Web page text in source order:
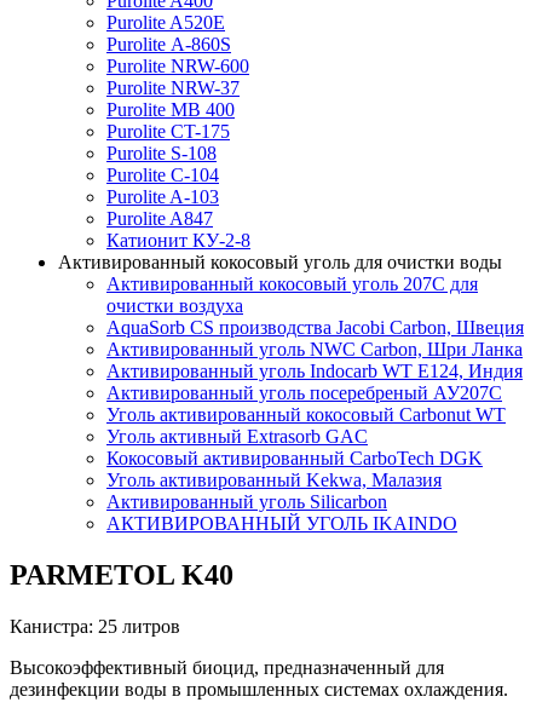
Purolite A520E
Purolite А-860S
Purolite NRW-600
Purolite NRW-37
Purolite MB 400
Purolite CT-175
Purolite S-108
Purolite C-104
Purolite A-103
Purolite A847
Катионит КУ-2-8
Активированный кокосовый уголь для очистки воды
Активированный кокосовый уголь 207C для
очистки воздуха
AquaSorb CS производства Jacobi Carbon, Швеция
Активированный уголь NWC Carbon, Шри Ланка
Активированный уголь Indocarb WT E124, Индия
Активированный уголь посеребреный АУ207С
Уголь активированный кокосовый Carbonut WT
Уголь активный Extrasorb GAС
Кокосовый активированный CarboTech DGK
Уголь активированный Kekwa, Малазия
Активированный уголь Silicarbon
АКТИВИРОВАННЫЙ УГОЛЬ IKAINDO
PARMETOL K40
Канистра: 25 литров
Высокоэффективный биоцид, предназначенный для
дезинфекции воды в промышленных системах охлаждения.